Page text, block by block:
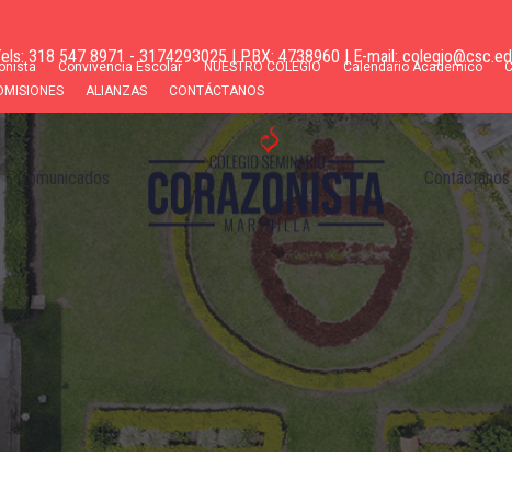
318 547 8971 - 3174293025 | PBX: 4738960 | E-mail:
Convivencia Escolar NUESTRO COLEGIO Calendario Académico
ALIANZAS CONTÁCTANOS
Comunicados Contáctanos